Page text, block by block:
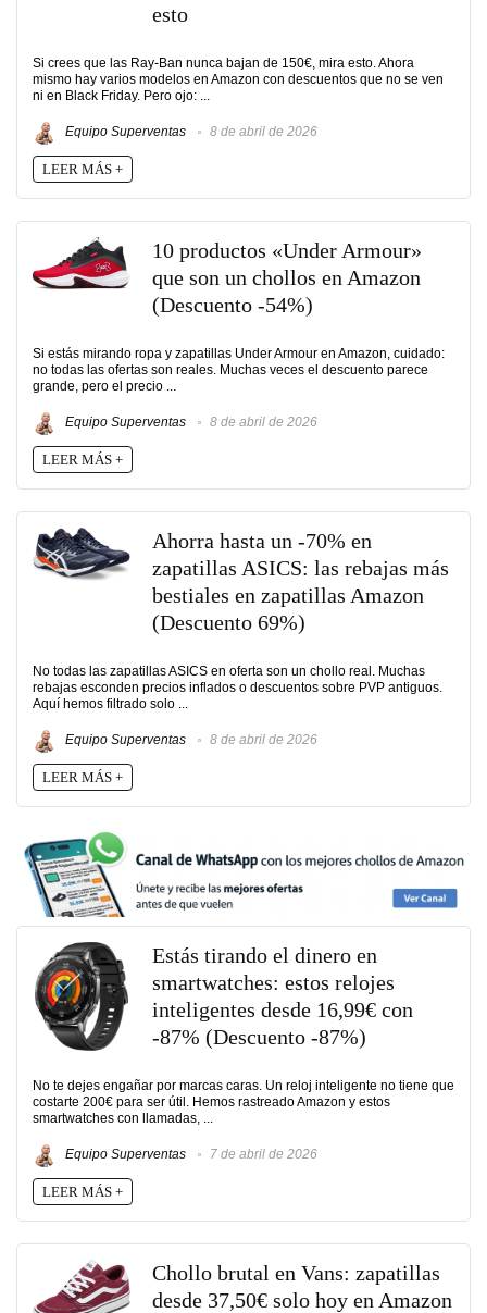
esto
Si crees que las Ray-Ban nunca bajan de 150€, mira esto. Ahora
mismo hay varios modelos en Amazon con descuentos que no se ven
ni en Black Friday. Pero ojo: ...
Equipo Superventas 8 de abril de 2026
LEER MÁS +
10 productos «Under Armour»
que son un chollos en Amazon
(Descuento -54%)
Si estás mirando ropa y zapatillas Under Armour en Amazon, cuidado:
no todas las ofertas son reales. Muchas veces el descuento parece
grande, pero el precio ...
Equipo Superventas 8 de abril de 2026
LEER MÁS +
Ahorra hasta un -70% en
zapatillas ASICS: las rebajas más
bestiales en zapatillas Amazon
(Descuento 69%)
No todas las zapatillas ASICS en oferta son un chollo real. Muchas
rebajas esconden precios inflados o descuentos sobre PVP antiguos.
Aquí hemos filtrado solo ...
Equipo Superventas 8 de abril de 2026
LEER MÁS +
Estás tirando el dinero en
smartwatches: estos relojes
inteligentes desde 16,99€ con
-87% (Descuento -87%)
No te dejes engañar por marcas caras. Un reloj inteligente no tiene que
costarte 200€ para ser útil. Hemos rastreado Amazon y estos
smartwatches con llamadas, ...
Equipo Superventas 7 de abril de 2026
LEER MÁS +
Chollo brutal en Vans: zapatillas
desde 37,50€ solo hoy en Amazon